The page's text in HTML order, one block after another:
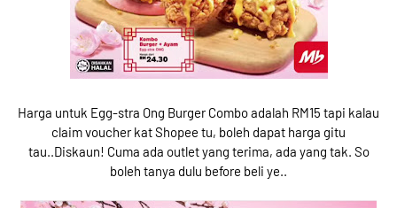
Harga untuk Egg-stra Ong Burger Combo adalah RM15 tapi kalau
claim voucher kat Shopee tu, boleh dapat harga gitu
tau..Diskaun! Cuma ada outlet yang terima, ada yang tak. So
boleh tanya dulu before beli ye..